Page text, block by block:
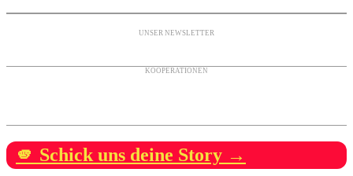
UNSER NEWSLETTER
KOOPERATIONEN
🫵 Schick uns deine Story →